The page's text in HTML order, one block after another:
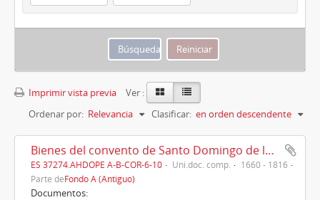
Imprimir vista previa
Ver :
Ordenar por: Relevancia Clasificar: en orden descendente
Bienes del convento de Santo Domingo de la Coruña en Betanzos y alrededores (1660 -1816)
ES 37274.AHDOPE A-B-COR-6-10 Uni.doc. comp.
1660 - 1816
Parte deFondo A (Antiguo)
Documentos: